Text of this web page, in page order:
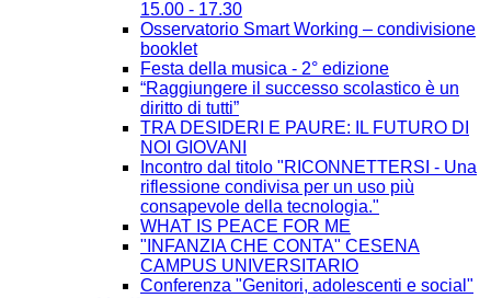
15.00 - 17.30
Osservatorio Smart Working – condivisione
booklet
Festa della musica - 2° edizione
“Raggiungere il successo scolastico è un
diritto di tutti”
TRA DESIDERI E PAURE: IL FUTURO DI
NOI GIOVANI
Incontro dal titolo "RICONNETTERSI - Una
riflessione condivisa per un uso più
consapevole della tecnologia."
WHAT IS PEACE FOR ME
"INFANZIA CHE CONTA" CESENA
CAMPUS UNIVERSITARIO
Conferenza "Genitori, adolescenti e social"